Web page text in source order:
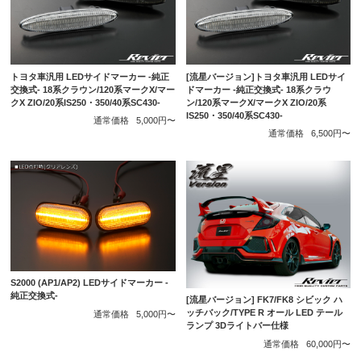
トヨタ車汎用 LEDサイドマーカー -純正
交換式- 18系クラウン/120系マークX/マー
クX ZIO/20系IS250・350/40系SC430-
通常価格
5,000円〜
[流星バージョン]トヨタ車汎用 LEDサイ
ドマーカー -純正交換式- 18系クラウ
ン/120系マークX/マークX ZIO/20系
IS250・350/40系SC430-
通常価格
6,500円〜
S2000 (AP1/AP2) LEDサイドマーカー -
純正交換式-
通常価格
5,000円〜
[流星バージョン] FK7/FK8 シビック ハ
ッチバック/TYPE R オール LED テール
ランプ 3Dライトバー仕様
通常価格
60,000円〜